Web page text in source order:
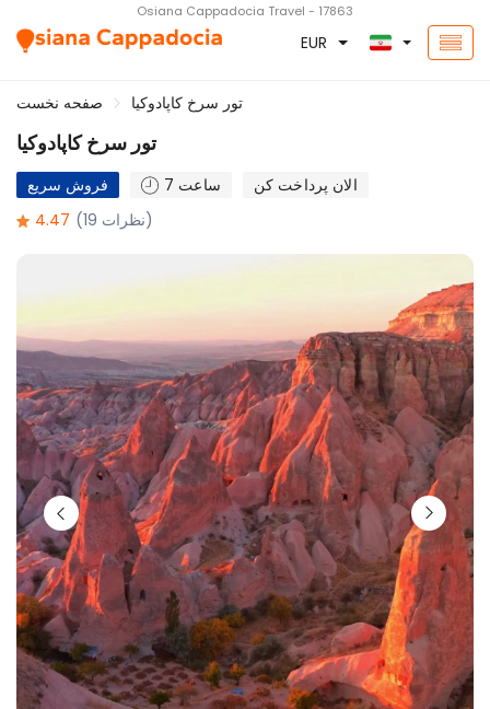
Osiana Cappadocia Travel - 17863
EUR
صفحه نخست تور سرخ کاپادوکیا
تور سرخ کاپادوکیا
فروش سریع 7 ساعت
الان پرداخت کن
4.47
(19 نظرات)